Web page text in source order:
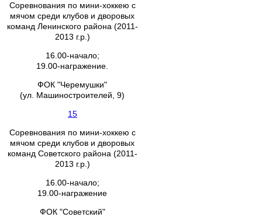
Соревнования по мини-хоккею с
мячом среди клубов и дворовых
команд Ленинского района (2011-
2013 г.р.)
16.00-начало;
19.00-награжение.
ФОК "Черемушки"
(ул. Машиностроителей, 9)
15
Соревнования по мини-хоккею с
мячом среди клубов и дворовых
команд Советского района (2011-
2013 г.р.)
16.00-начало;
19.00-награжение
ФОК "Советский"